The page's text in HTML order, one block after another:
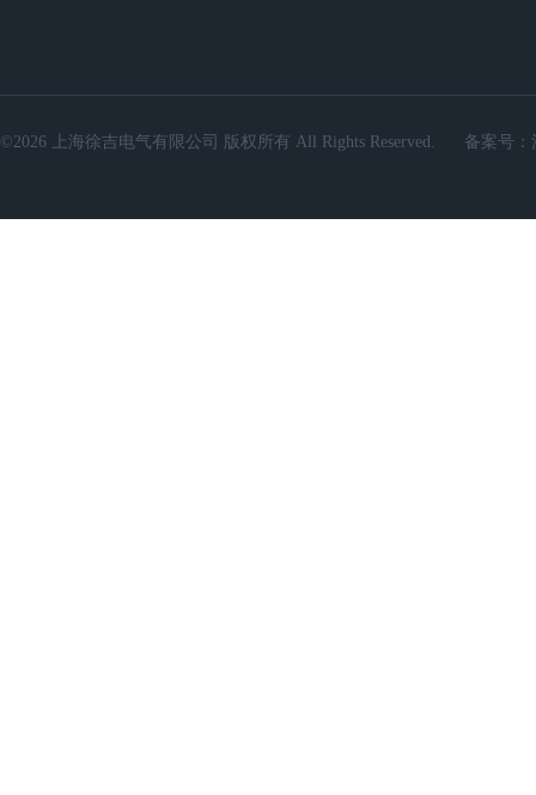
©2026 上海徐吉电气有限公司 版权所有 All Rights Reserved. 备案号：